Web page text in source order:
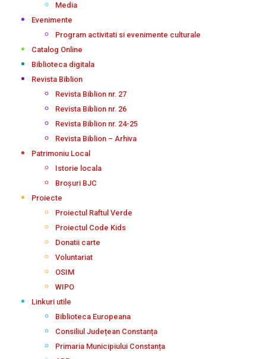
Media
Evenimente
Program activitati si evenimente culturale
Catalog Online
Biblioteca digitala
Revista Biblion
Revista Biblion nr. 27
Revista Biblion nr. 26
Revista Biblion nr. 24-25
Revista Biblion – Arhiva
Patrimoniu Local
Istorie locala
Broșuri BJC
Proiecte
Proiectul Raftul Verde
Proiectul Code Kids
Donatii carte
Voluntariat
OSIM
WIPO
Linkuri utile
Biblioteca Europeana
Consiliul Județean Constanța
Primaria Municipiului Constanța